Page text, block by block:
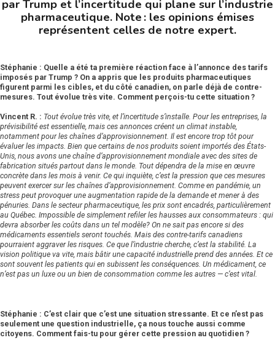
par Trump et l’incertitude qui plane sur l’industrie
pharmaceutique. Note : les opinions émises
représentent celles de notre expert.
Stéphanie : Quelle a été ta première réaction face à l’annonce des tarifs
imposés par Trump ? On a appris que les produits pharmaceutiques
figurent parmi les cibles, et du côté canadien, on parle déjà de contre-
mesures. Tout évolue très vite. Comment perçois-tu cette situation ?
Vincent R. : Tout évolue très vite, et l’incertitude s’installe. Pour les entreprises, la
prévisibilité est essentielle, mais ces annonces créent un climat instable,
notamment pour les chaînes d’approvisionnement. Il est encore trop tôt pour
évaluer les impacts. Bien que certains de nos produits soient importés des États-
Unis, nous avons une chaîne d’approvisionnement mondiale avec des sites de
fabrication situés partout dans le monde. Tout dépendra de la mise en œuvre
concrète dans les mois à venir. Ce qui inquiète, c’est la pression que ces mesures
peuvent exercer sur les chaînes d’approvisionnement. Comme en pandémie, un
stress peut provoquer une augmentation rapide de la demande et mener à des
pénuries. Dans le secteur pharmaceutique, les prix sont encadrés, particulièrement
au Québec. Impossible de simplement refiler les hausses aux consommateurs : qui
devra absorber les coûts dans un tel modèle? On ne sait pas encore si des
médicaments essentiels seront touchés. Mais des contre-tarifs canadiens
pourraient aggraver les risques. Ce que l’industrie cherche, c’est la stabilité. La
vision politique va vite, mais bâtir une capacité industrielle prend des années. Et ce
sont souvent les patients qui en subissent les conséquences. Un médicament, ce
n’est pas un luxe ou un bien de consommation comme les autres — c’est vital.
Stéphanie : C’est clair que c’est une situation stressante. Et ce n’est pas
seulement une question industrielle, ça nous touche aussi comme
citoyens. Comment fais-tu pour gérer cette pression au quotidien ?